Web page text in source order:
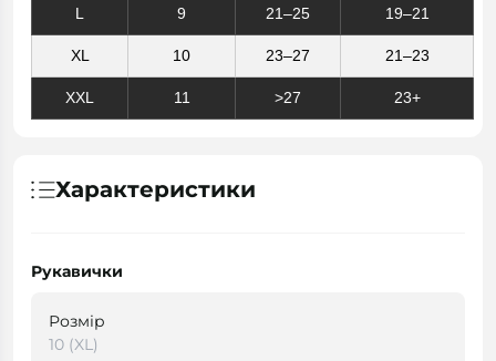
L 9 21–25 19–21
XL 10 23–27 21–23
XXL 11 >27 23+
Характеристики
Рукавички
Розмір
10 (XL)